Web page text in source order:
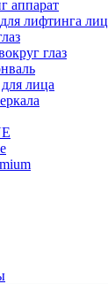
аппарат
лифтинга
глаз
лица